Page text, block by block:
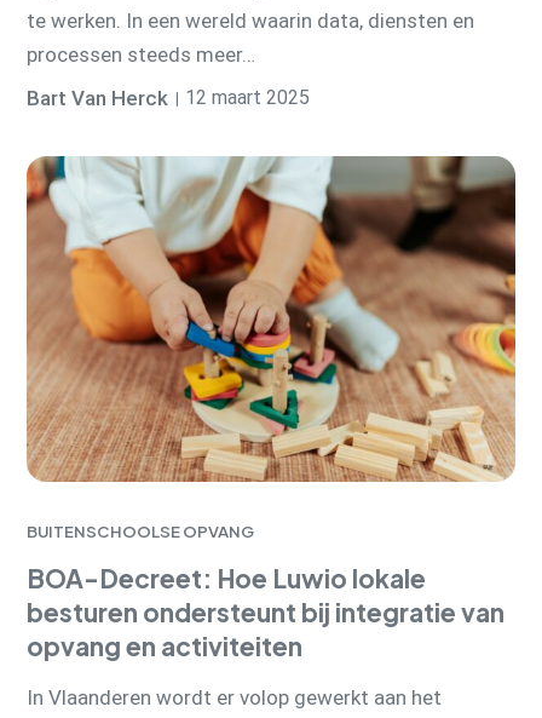
te werken. In een wereld waarin data, diensten en
processen steeds meer…
Bart Van Herck
12 maart 2025
BUITENSCHOOLSE OPVANG
BOA-Decreet: Hoe Luwio lokale
besturen ondersteunt bij integratie van
opvang en activiteiten
In Vlaanderen wordt er volop gewerkt aan het